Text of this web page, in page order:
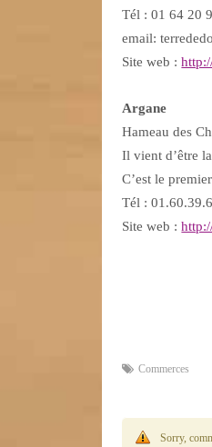
Tél : 01 64 20
email:
Site web :
Argane
Hameau des
Il vient d’être
C’est le
Tél :
Site web :
Commerces
Sorry,